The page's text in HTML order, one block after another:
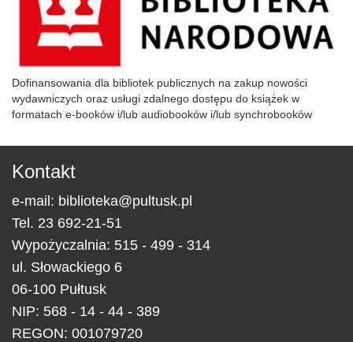
Dofinansowania dla bibliotek publicznych na zakup nowości
wydawniczych oraz usługi zdalnego dostępu do książek w
formatach e-booków i/lub audiobooków i/lub synchrobooków
Kontakt
e-mail: biblioteka@pultusk.pl
Tel. 23 692-21-51
Wypożyczalnia: 515 - 499 - 314
ul. Słowackiego 6
06-100 Pułtusk
NIP: 568 - 14 - 44 - 389
REGON: 001079720